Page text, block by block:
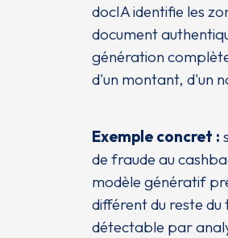
docIA identifie les
document
génération
d'un montant, d'un
Exemple concret :
de fraude au
modèle génératif
différent du reste du
détectable par